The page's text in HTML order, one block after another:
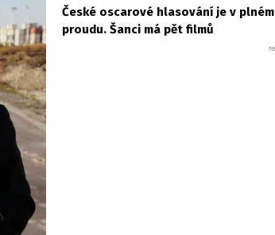
České oscarové hlasování je v plném
proudu. Šanci má pět filmů